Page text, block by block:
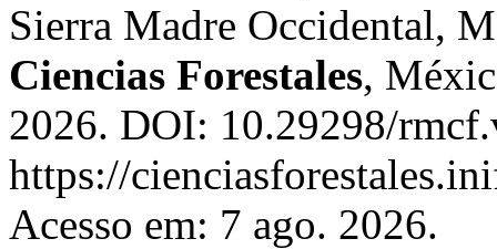
Sierra Madre Occidental,
Ciencias Forestales,
2026. DOI: 10.29298/
https://
Acesso em: 7 ago. 2026.